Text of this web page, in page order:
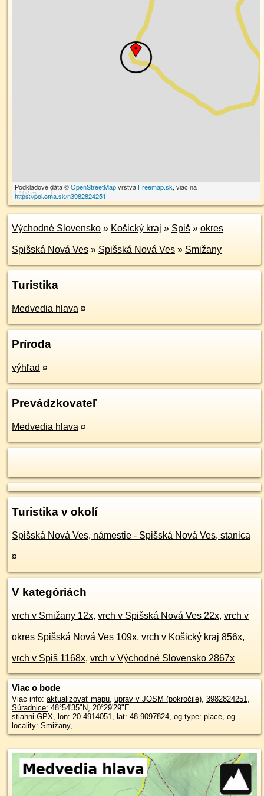
100 m
Podkladové dáta ©OpenStreetMapvrstva Freemap.sk, viac na
https://poi.oma.sk/n3982824251
Východné Slovensko » Košický kraj » Spiš » okres
Spišská Nová Ves » Spišská Nová Ves » Smižany
Turistika
Medvedia hlava ¤
Príroda
výhľad ¤
Prevádzkovateľ
Medvedia hlava ¤
Turistika v okolí
Spišská Nová Ves, námestie - Spišská Nová Ves, stanica
¤
V kategóriách
vrch v Smižany 12x, vrch v Spišská Nová Ves 22x, vrch v
okres Spišská Nová Ves 109x, vrch v Košický kraj 856x,
vrch v Spiš 1168x, vrch v Východné Slovensko 2867x
Viac o bode
Viac info: aktualizovať mapu, uprav v JOSM (pokročilé), 3982824251,
Súradnice: 48°54'35"N, 20°29'29"E
stiahni GPX, lon: 20.4914051, lat: 48.9097824, og type: place, og
locality: Smižany,